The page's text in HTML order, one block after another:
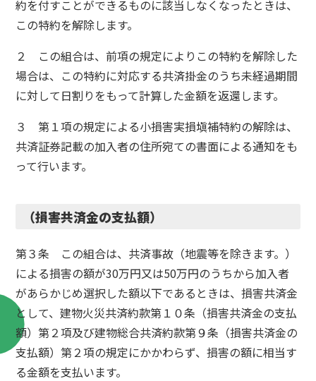
約を付すことができるものに該当しなくなったときは、
この特約を解除します。
２ この組合は、前項の規定によりこの特約を解除した
場合は、この特約に対応する共済掛金のうち未経過期間
に対して日割りをもって計算した金額を返還します。
３ 第１項の規定による小損害実損塡補特約の解除は、
共済証券記載の加入者の住所宛ての書面による通知をも
って行います。
（損害共済金の支払額）
第３条 この組合は、共済事故（地震等を除きます。）
による損害の額が30万円又は50万円のうちから加入者
があらかじめ選択した額以下であるときは、損害共済金
として、建物火災共済約款第１０条（損害共済金の支払
額）第２項及び建物総合共済約款第９条（損害共済金の
支払額）第２項の規定にかかわらず、損害の額に相当す
る金額を支払います。